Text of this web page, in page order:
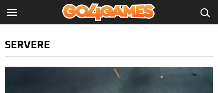
SERVERE